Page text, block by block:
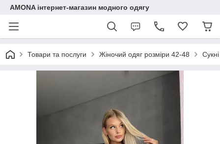
AMONA інтернет-магазин модного одягу
Товари та послуги Жіночий одяг розміри 42-48 Сукні